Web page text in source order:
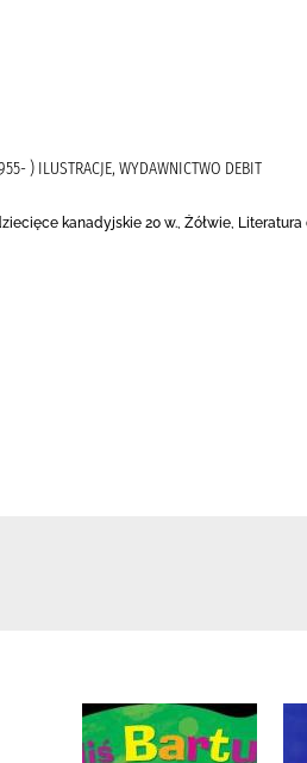
) ILUSTRACJE, WYDAWNICTWO DEBIT
kanadyjskie 20 w., Żółwie,